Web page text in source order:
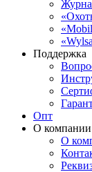
Поддержка
Опт
О компании
О